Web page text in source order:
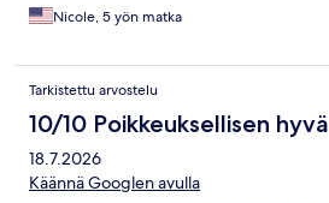
Nicole, 5 yön matka
Tarkistettu arvostelu
10/10 Poikkeuksellisen hyvä
18.7.2026
Käännä Googlen avulla